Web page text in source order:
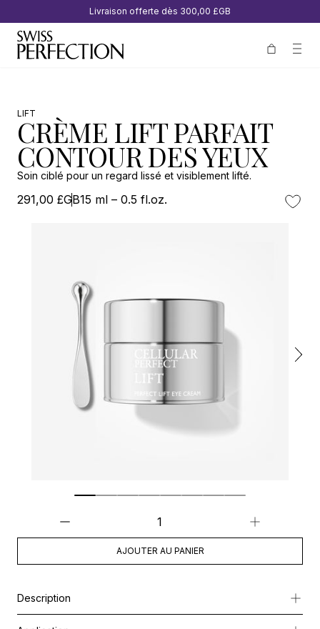
Livraison offerte dès 300,00 £GB
LIFT
CRÈME LIFT PARFAIT
CONTOUR DES YEUX
Soin ciblé pour un regard lissé et visiblement lifté.
291,00 £GB15 ml – 0.5 fl.oz.
AJOUTER AU PANIER
Description